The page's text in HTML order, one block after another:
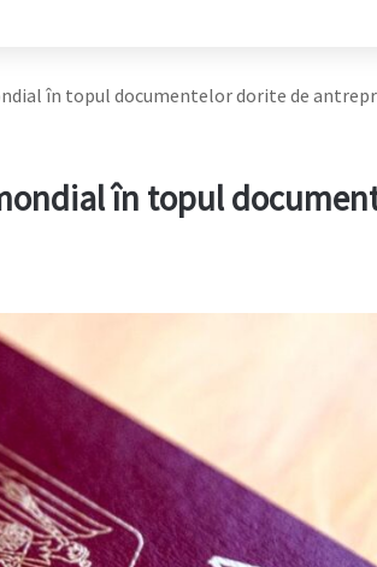
în topul documentelor dorite de
în topul